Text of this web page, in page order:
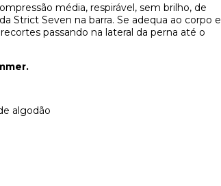
média, respirável, sem brilho, de
Strict Seven na barra. Se adequa ao corpo e
passando na lateral da perna até o
algodão